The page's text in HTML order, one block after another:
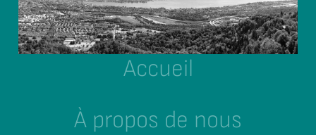
Accueil
À propos de nous